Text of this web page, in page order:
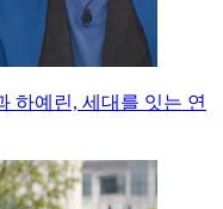
하예린, 세대를 잇는 연